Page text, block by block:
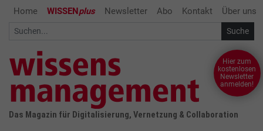
Home WISSENplus Newsletter Abo Kontakt Über uns
Das Magazin für Digitalisierung, Vernetzung & Collaboration
Hier zum
kostenlosen
Newsletter
anmelden!